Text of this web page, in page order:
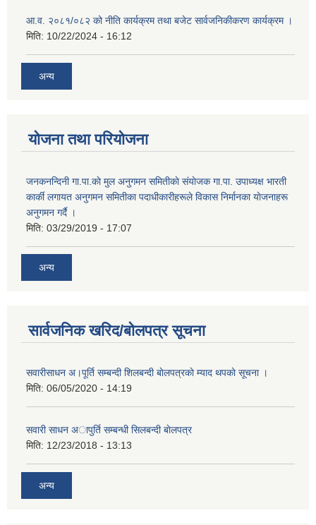
आ.व. २०८१/०८२ को नीति कार्यक्रम तथा बजेट सार्वजनिकीकरण कार्यक्रम ।
मिति: 10/22/2024 - 16:12
अन्य
योजना तथा परियोजना
जनकनन्दिनी गा.पा.काे मुल अनुगमन समितीकाे संयाेजक गा.पा. उपाध्यक्ष भारती
कार्की लगायत अनुगमन समितीका पदाधीकारीहरूले विकास निर्मानका याेजनाहरू
अनुगमन गर्दै ।
मिति: 03/29/2019 - 17:07
अन्य
सार्वजनिक खरिद/बोलपत्र सूचना
सवारीसाधन अ।पूर्ति सम्बन्दी शिलबन्दी बाेलपत्रकाे म्याद थपकाे सूचना ।
मिति: 06/05/2020 - 14:19
सवारी साधन अापुर्ति सम्बन्धी सिलबन्दी बाेलपत्र
मिति: 12/23/2018 - 13:13
अन्य